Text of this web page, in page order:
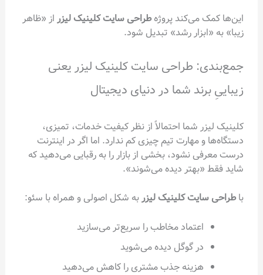
این‌ها کمک می‌کند پروژهطراحی سایت کلینیک لیزراز «ظاهر
زیبا» به «ابزار رشد» تبدیل شود.
جمع‌بندی: طراحی سایت کلینیک لیزر یعنی
زیباییِ برند شما در دنیای دیجیتال
کلینیک لیزر شما احتمالاً از نظر کیفیت خدمات، تمیزی،
دستگاه‌ها و مهارت تیم چیزی کم ندارد. اما اگر در اینترنت
درست معرفی نشود، بخشی از بازار را به رقبایی می‌دهید که
شاید فقط «بهتر دیده می‌شوند».
باطراحی سایت کلینیک لیزربه شکل اصولی و همراه با سئو:
اعتماد مخاطب را سریع‌تر می‌سازید
در گوگل دیده می‌شوید
هزینه جذب مشتری را کاهش می‌دهید